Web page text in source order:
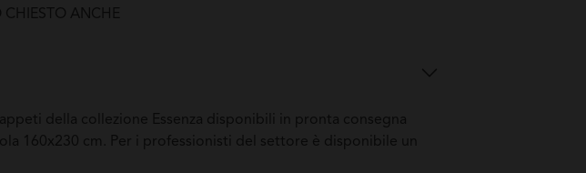
CHIESTO ANCHE
della collezione Essenza disponibili in pronta consegna
160x230 cm. Per i professionisti del settore è disponibile un